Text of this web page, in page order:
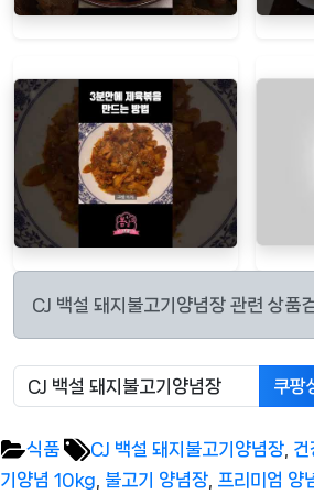
CJ 백설 돼지불고기양념장 관련 상품
쿠팡
식품 Tags:
CJ 백설 돼지불고기양념장 건
기양념 10kg 불고기 양념장 프리미엄 양